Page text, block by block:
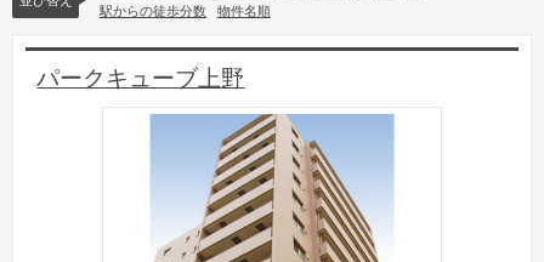
駅からの徒歩分数
物件名順
パークキューブ上野